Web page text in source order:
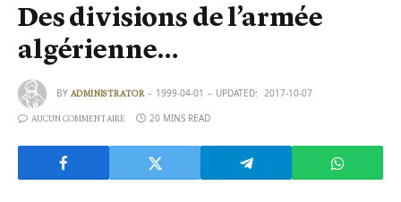
Des divisions de l’armée
algérienne…
BY ADMINISTRATOR 1999-04-01 UPDATED: 2017-10-07
AUCUN COMMENTAIRE 20 MINS READ